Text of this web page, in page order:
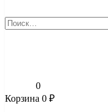
Найти:
0
Корзина 0 ₽